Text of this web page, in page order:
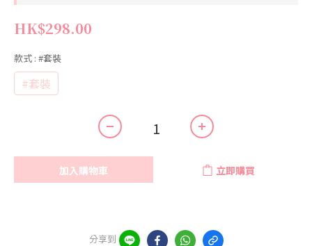
HK$298.00
款式 : #套裝
#套裝
加入購物車 立即購買
分享到